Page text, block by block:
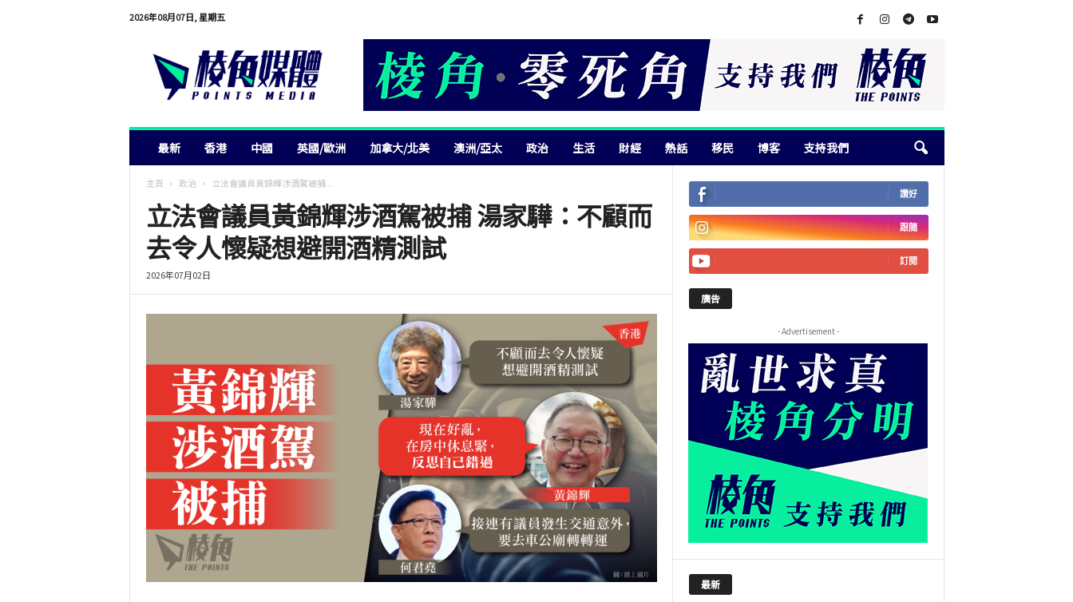
2026年08月07日, 星期五
最新 香港 中國 英國/歐洲 加拿大/北美 澳洲/亞太 政治 生活 財經 熱話 移民 博客 支持我們
主頁 政治 立法會議員黃錦輝涉酒駕被捕...
立法會議員黃錦輝涉酒駕被捕 湯家驊：不顧而
去令人懷疑想避開酒精測試
2026年07月02日
讚好
跟隨
訂閱
廣告
- Advertisement -
最新